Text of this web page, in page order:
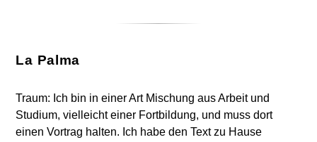
La Palma
Traum: Ich bin in einer Art Mischung aus Arbeit und
Studium, vielleicht einer Fortbildung, und muss dort
einen Vortrag halten. Ich habe den Text zu Hause